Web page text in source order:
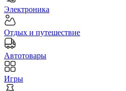
Электроника
Отдых и путешествие
Автотовары
Игры